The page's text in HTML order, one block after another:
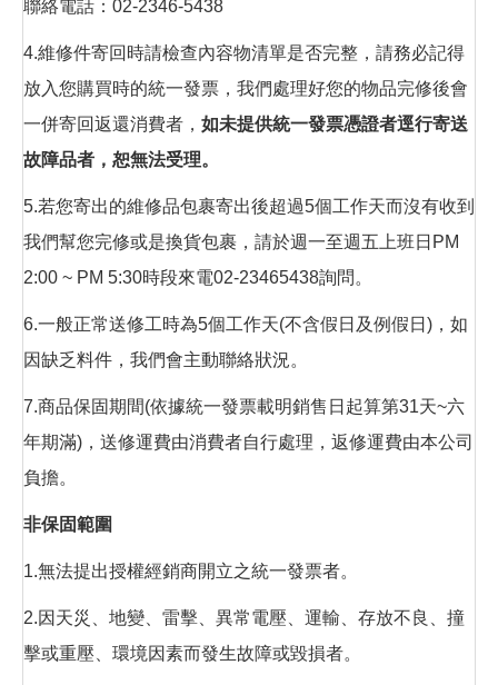
聯絡電話：02-2346-5438
4.維修件寄回時請檢查內容物清單是否完整，請務必記得
放入您購買時的統一發票，我們處理好您的物品完修後會
一併寄回返還消費者， 如未提供統一發票憑證者逕行寄送
故障品者，恕無法受理。
5.若您寄出的維修品包裹寄出後超過5個工作天而沒有收到
我們幫您完修或是換貨包裹，請於週一至週五上班日PM
2:00 ~ PM 5:30時段來電02-23465438詢問。
6.一般正常送修工時為5個工作天(不含假日及例假日)，如
因缺乏料件，我們會主動聯絡狀況。
7.商品保固期間(依據統一發票載明銷售日起算第31天~六
年期滿)，送修運費由消費者自行處理，返修運費由本公司
負擔。
非保固範圍
1.無法提出授權經銷商開立之統一發票者。
2.因天災、地變、雷擊、異常電壓、運輸、存放不良、撞
擊或重壓、環境因素而發生故障或毀損者。